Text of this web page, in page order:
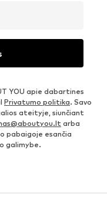
YOU apie dabartines
Privatumo politika. Savo
ateityje, siunčiant
arba
pabaigoje esančia
galimybe.